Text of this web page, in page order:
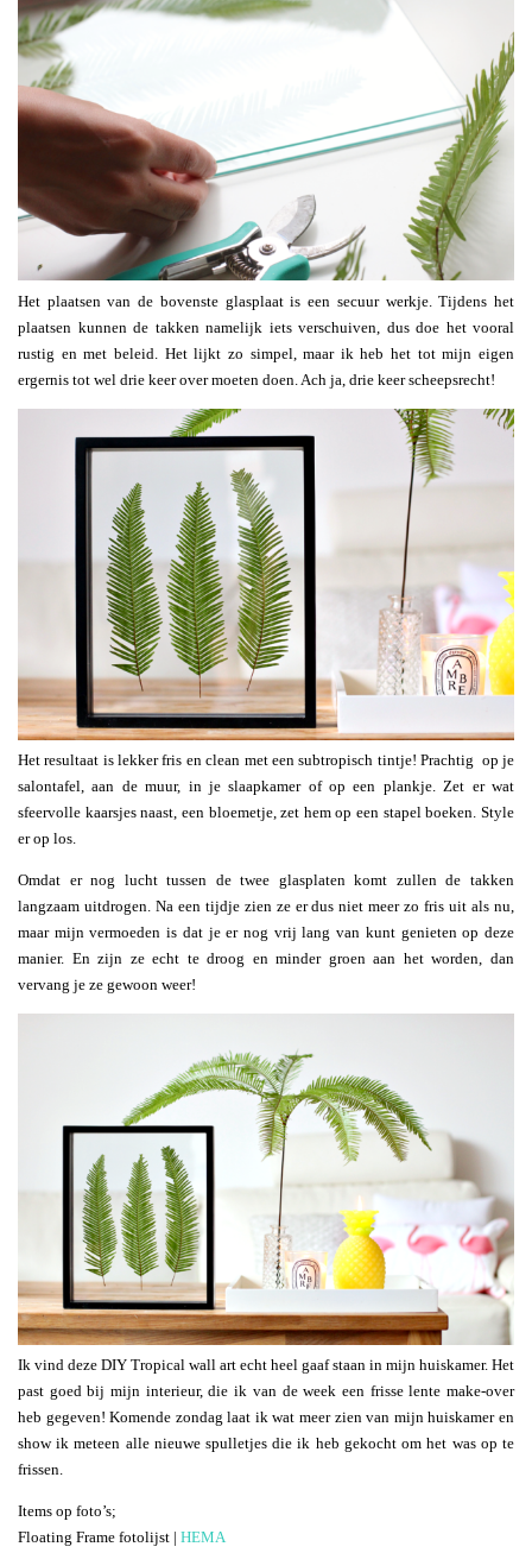
Het plaatsen van de bovenste glasplaat is een secuur werkje. Tijdens het
plaatsen kunnen de takken namelijk iets verschuiven, dus doe het vooral
rustig en met beleid. Het lijkt zo simpel, maar ik heb het tot mijn eigen
ergernis tot wel drie keer over moeten doen. Ach ja, drie keer scheepsrecht!
Het resultaat is lekker fris en clean met een subtropisch tintje! Prachtig op je
salontafel, aan de muur, in je slaapkamer of op een plankje. Zet er wat
sfeervolle kaarsjes naast, een bloemetje, zet hem op een stapel boeken. Style
er op los.
Omdat er nog lucht tussen de twee glasplaten komt zullen de takken
langzaam uitdrogen. Na een tijdje zien ze er dus niet meer zo fris uit als nu,
maar mijn vermoeden is dat je er nog vrij lang van kunt genieten op deze
manier. En zijn ze echt te droog en minder groen aan het worden, dan
vervang je ze gewoon weer!
Ik vind deze DIY Tropical wall art echt heel gaaf staan in mijn huiskamer. Het
past goed bij mijn interieur, die ik van de week een frisse lente make-over
heb gegeven! Komende zondag laat ik wat meer zien van mijn huiskamer en
show ik meteen alle nieuwe spulletjes die ik heb gekocht om het was op te
frissen.
Items op foto’s;
Floating Frame fotolijst | HEMA